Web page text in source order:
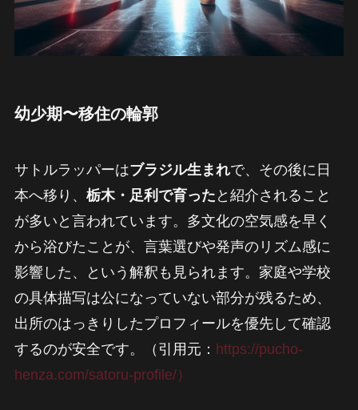
幼少期〜移住の輪郭
サトルラッパーはブラジル生まれで、その後に日
本へ移り、 栃木・足利で育った と紹介されること
が多いと言われています。多文化の空気感を早く
から浴びたことが、言葉選びや発声のリズム感に
影響した、という解釈も見られます。家庭や学校
の具体描写は公になっていない部分が残るため、
出所のはっきりしたプロフィールを優先して確認
するのが安全です。（引用元： https://pucho-
henza.com/satoru-profile/）